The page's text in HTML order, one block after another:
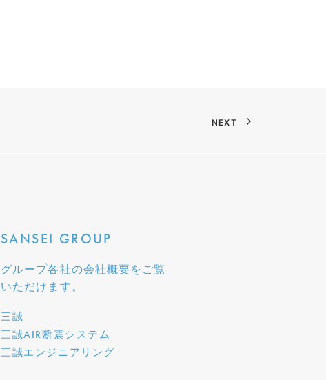
NEXT
SANSEI GROUP
グループ各社の会社概要をご覧
いただけます。
三誠
三誠AIR断震システム
三誠エンジニアリング